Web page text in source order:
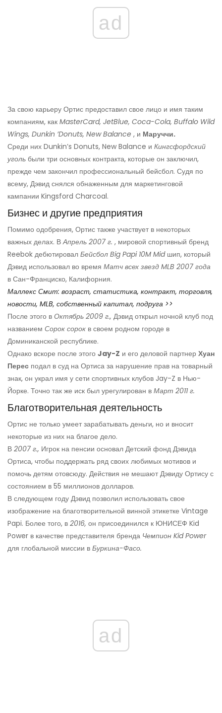
ad
За свою карьеру Ортис предоставил свое лицо и имя таким
компаниям, как MasterCard, JetBlue, Coca-Cola, Buffalo Wild
Wings, Dunkin ’Donuts, New Balance , и Маруччи.
Среди них Dunkin’s Donuts, New Balance и Кингсфордский
уголь были три основных контракта, которые он заключил,
прежде чем закончил профессиональный бейсбол. Судя по
всему, Дэвид снялся обнаженным для маркетинговой
кампании Kingsford Charcoal.
Бизнес и другие предприятия
Помимо одобрения, Ортис также участвует в некоторых
важных делах. ВАпрель 2007 г. , мировой спортивный бренд
Reebok дебютировал Бейсбол Big Papi 10M Midшип, который
Дэвид использовал во время Матч всех звезд MLB 2007 года
в Сан-Франциско, Калифорния.
Маллекс Смит: возраст, статистика, контракт, торговля,
новости, MLB, собственный капитал, подруга >>
После этого в Октябрь 2009 г., Дэвид открыл ночной клуб под
названием Сорок сорок в своем родном городе в
Доминиканской республике.
Однако вскоре после этого Jay-Z и его деловой партнер Хуан
Перес подал в суд на Ортиса за нарушение прав на товарный
знак, он украл имя у сети спортивных клубов Jay-Z в Нью-
Йорке. Точно так же иск был урегулирован в Март 2011 г.
Благотворительная деятельность
Ортис не только умеет зарабатывать деньги, но и вносит
некоторые из них на благое дело.
В 2007 г., Игрок на пенсии основал Детский фонд Дэвида
Ортиса, чтобы поддержать ряд своих любимых мотивов и
помочь детям отовсюду. Действия не мешают Дэвиду Ортису с
состоянием в 55 миллионов долларов.
В следующем году Дэвид позволил использовать свое
изображение на благотворительной винной этикетке Vintage
Papi. Более того, в 2016, он присоединился к ЮНИСЕФ Kid
Power в качестве представителя бренда Чемпион Kid Power
для глобальной миссии в Буркина-Фасо.
ad